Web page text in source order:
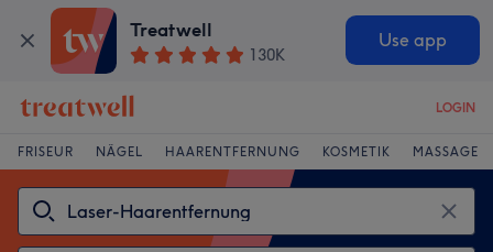
Treatwell
130K
Use app
LOGIN
FRISEUR NÄGEL HAARENTFERNUNG KOSMETIK MASSAGE